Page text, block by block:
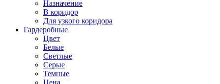
Назначение
В коридор
Для узкого коридора
Гардеробные
Цвет
Белые
Светлые
Серые
Темные
Цена